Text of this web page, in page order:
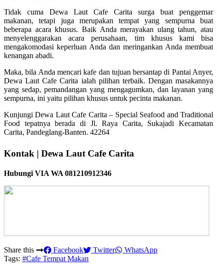
Tidak cuma Dewa Laut Cafe Carita surga buat penggemar
makanan, tetapi juga merupakan tempat yang sempurna buat
beberapa acara khusus. Baik Anda merayakan ulang tahun, atau
menyelenggarakan acara perusahaan, tim khusus kami bisa
mengakomodasi keperluan Anda dan meringankan Anda membuat
kenangan abadi.
Maka, bila Anda mencari kafe dan tujuan bersantap di Pantai Anyer,
Dewa Laut Cafe Carita ialah pilihan terbaik. Dengan masakannya
yang sedap, pemandangan yang mengagumkan, dan layanan yang
sempurna, ini yaitu pilihan khusus untuk pecinta makanan.
Kunjungi Dewa Laut Cafe Carita – Special Seafood and Traditional
Food tepatnya berada di Jl. Raya Carita, Sukajadi Kecamatan
Carita, Pandeglang-Banten. 42264
Kontak | Dewa Laut Cafe Carita
Hubungi VIA WA 081210912346
Share this Facebook Twitter
WhatsApp
Tags: #Cafe Tempat Makan